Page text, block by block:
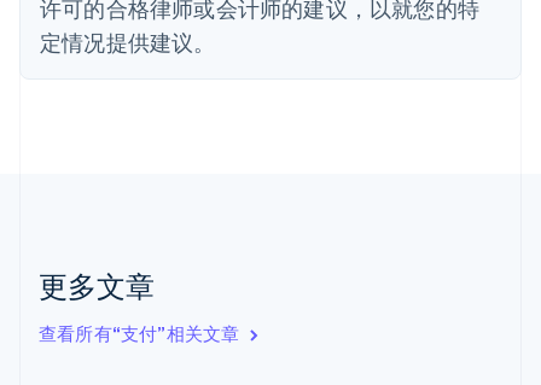
许可的合格律师或会计师的建议，以就您的特
定情况提供建议。
更多文章
查看所有“支付”相关文章
芬兰
EnglishSvenska
English
English